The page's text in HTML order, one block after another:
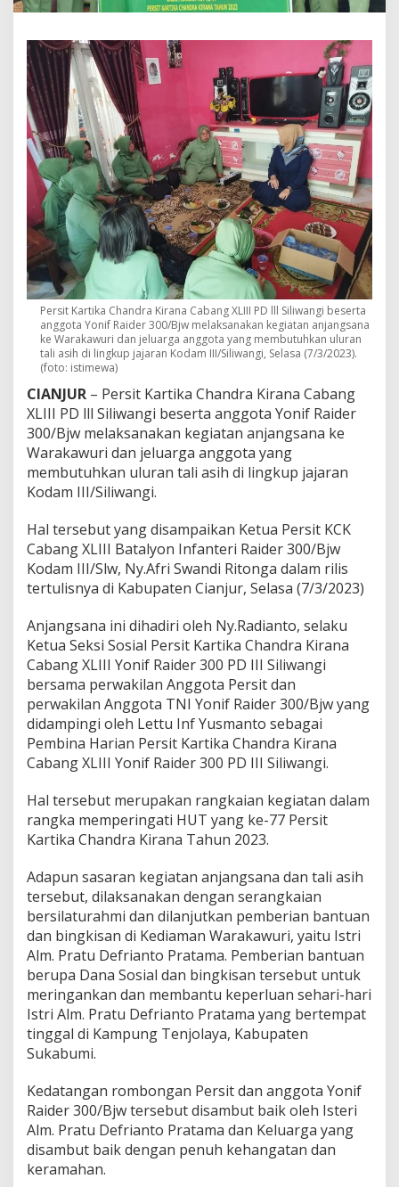
i
R
a
i
d
0
0
/
B
J
W
A
n
a
n
g
s
a
a
K
e
-
W
a
r
k
a
w
u
r
i
Persit Kartika Chandra Kirana Cabang XLIII PD lll Siliwangi beserta
anggota Yonif Raider 300/Bjw melaksanakan kegiatan anjangsana
ke Warakawuri dan jeluarga anggota yang membutuhkan uluran
tali asih di lingkup jajaran Kodam III/Siliwangi, Selasa (7/3/2023).
(foto: istimewa)
CIANJUR – Persit Kartika Chandra Kirana Cabang
XLIII PD lll Siliwangi beserta anggota Yonif Raider
300/Bjw melaksanakan kegiatan anjangsana ke
Warakawuri dan jeluarga anggota yang
membutuhkan uluran tali asih di lingkup jajaran
Kodam III/Siliwangi.
Hal tersebut yang disampaikan Ketua Persit KCK
Cabang XLIII Batalyon Infanteri Raider 300/Bjw
Kodam III/Slw, Ny.Afri Swandi Ritonga dalam rilis
tertulisnya di Kabupaten Cianjur, Selasa (7/3/2023)
Anjangsana ini dihadiri oleh Ny.Radianto, selaku
Ketua Seksi Sosial Persit Kartika Chandra Kirana
Cabang XLIII Yonif Raider 300 PD III Siliwangi
bersama perwakilan Anggota Persit dan
perwakilan Anggota TNI Yonif Raider 300/Bjw yang
didampingi oleh Lettu Inf Yusmanto sebagai
Pembina Harian Persit Kartika Chandra Kirana
Cabang XLIII Yonif Raider 300 PD III Siliwangi.
Hal tersebut merupakan rangkaian kegiatan dalam
rangka memperingati HUT yang ke-77 Persit
Kartika Chandra Kirana Tahun 2023.
Adapun sasaran kegiatan anjangsana dan tali asih
tersebut, dilaksanakan dengan serangkaian
bersilaturahmi dan dilanjutkan pemberian bantuan
dan bingkisan di Kediaman Warakawuri, yaitu Istri
Alm. Pratu Defrianto Pratama. Pemberian bantuan
berupa Dana Sosial dan bingkisan tersebut untuk
meringankan dan membantu keperluan sehari-hari
Istri Alm. Pratu Defrianto Pratama yang bertempat
tinggal di Kampung Tenjolaya, Kabupaten
Sukabumi.
Kedatangan rombongan Persit dan anggota Yonif
Raider 300/Bjw tersebut disambut baik oleh Isteri
Alm. Pratu Defrianto Pratama dan Keluarga yang
disambut baik dengan penuh kehangatan dan
keramahan.